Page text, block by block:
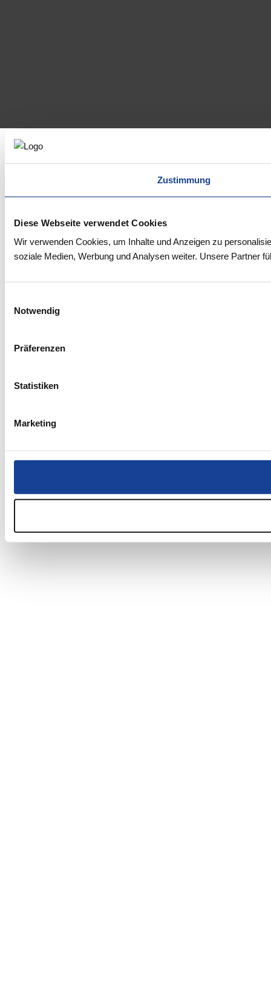
Zustimmung
Diese Webseite verwendet Cookies
Wir verwenden Cookies, um Inhalte und Anzeigen zu
soziale Medien, Werbung und Analysen weiter. Unsere Partner
Notwendig
Präferenzen
Statistiken
Marketing